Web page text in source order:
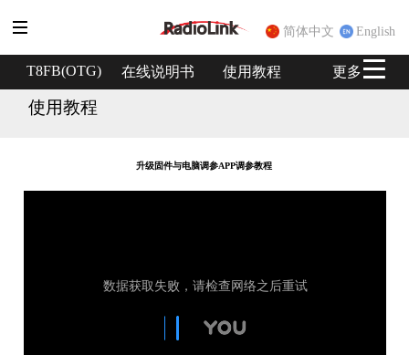
简体中文 English
T8FB(OTG) 在线说明书 使用教程 更多
使用教程
升级固件与电脑调参APP调参教程